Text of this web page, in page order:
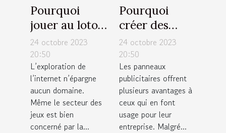
Pourquoi
jouer au loto
en ligne en
France ?
24 octobre 2023
20:50
L’exploration de
l’internet n’épargne
aucun domaine.
Même le secteur des
jeux est bien
concerné par la...
Pourquoi
créer des
panneaux
publicitaires
pour votre
entreprise ?
24 octobre 2023
20:50
Les panneaux
publicitaires offrent
plusieurs avantages à
ceux qui en font
usage pour leur
entreprise. Malgré...